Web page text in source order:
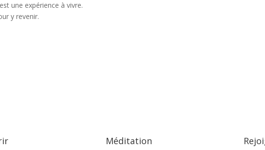
une expérience à vivre.
y revenir.
Méditation